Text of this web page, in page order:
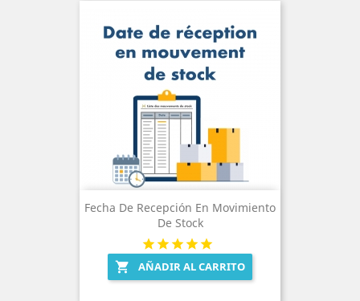
Fecha De Recepción En Movimiento
De Stock
 AÑADIR AL CARRITO